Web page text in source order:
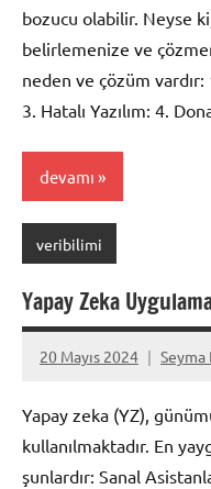
bozucu olabilir. Neyse
belirlemenize ve
neden ve çözüm vardır:
3. Hatalı Yazılım: 4.
devamı
veribilimi
Yapay Zeka
20 Mayıs 2024 Seyma
Yorum
Yapay zeka (YZ),
kullanılmaktadır. En
şunlardır: Sanal